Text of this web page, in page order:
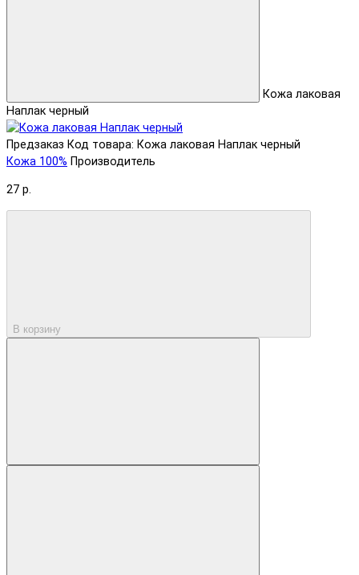
Кожа лаковая
Наплак черный
Предзаказ Код товара: Кожа лаковая Наплак черный
Кожа 100% Производитель
27 р.
В корзину